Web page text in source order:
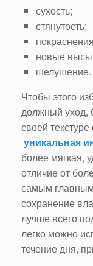
сухость;
стянутость;
новые
шелушение.
Чтобы этого
должный уход,
своей
уникальная
более мягкая,
отличие от
самым
сохранение
лучше всего
легко можно
течение дня,